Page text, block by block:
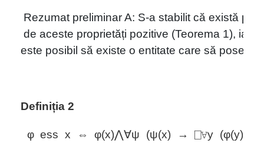
Rezumat preliminar A: S-a stabilit că există
de aceste proprietăți pozitive (Teorema 1), iar
este posibil să existe o entitate care să
Definiția 2
φ ess x ⇔ φ(x)⋀∀ψ (ψ(x) → ⎕∀y (φ(y)